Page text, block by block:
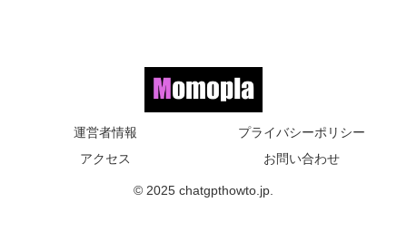
運営者情報
プライバシーポリシー
アクセス
お問い合わせ
© 2025 chatgpthowto.jp.